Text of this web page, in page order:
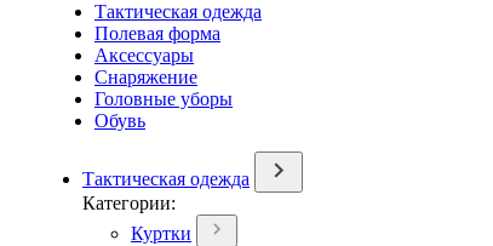
Тактическая одежда
Полевая форма
Аксессуары
Снаряжение
Головные уборы
Обувь
Тактическая одежда
Категории:
Куртки